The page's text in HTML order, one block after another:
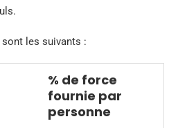
les suivants :
% de force
fournie par
personne